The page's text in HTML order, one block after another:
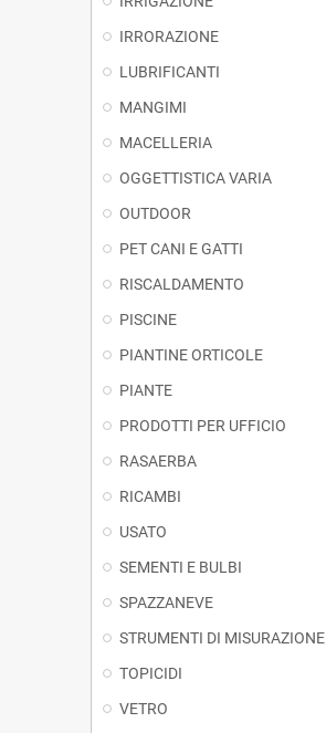
IRRORAZIONE
LUBRIFICANTI
MANGIMI
MACELLERIA
OGGETTISTICA VARIA
OUTDOOR
PET CANI E GATTI
RISCALDAMENTO
PISCINE
PIANTINE ORTICOLE
PIANTE
PRODOTTI PER UFFICIO
RASAERBA
RICAMBI
USATO
SEMENTI E BULBI
SPAZZANEVE
STRUMENTI DI MISURAZIONE
TOPICIDI
VETRO